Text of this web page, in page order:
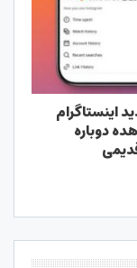
اینستاگرام
دوباره